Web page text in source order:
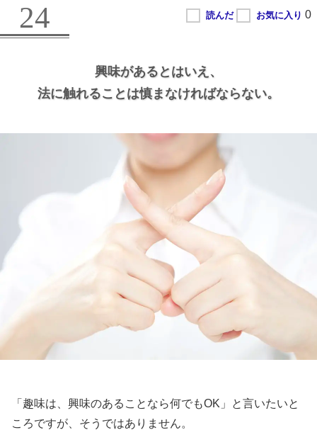
24
興味があるとはいえ、
法に触れることは慎まなければならない。
「趣味は、興味のあることなら何でもOK」と言いたいと
ころですが、そうではありません。